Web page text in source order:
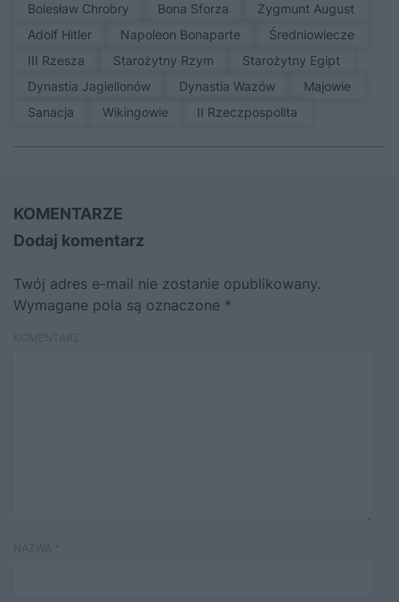
Bolesław Chrobry Bona Sforza
Zygmunt August
Adolf Hitler
Napoleon Bonaparte
średniowiecze
III Rzesza
Starożytny Rzym
Starożytny Egipt
Dynastia Jagiellonów
Dynastia Wazów
Majowie
sanacja
Wikingowie II Rzeczpospolita
KOMENTARZE
Dodaj komentarz
Twój adres e-mail nie zostanie opublikowany.
Wymagane pola są oznaczone *